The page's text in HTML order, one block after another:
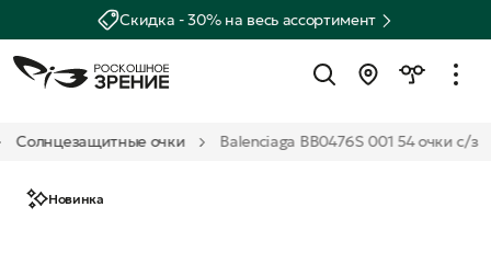
Скидка - 30% на весь ассортимент
Солнцезащитные очки Balenciaga BB0476S 001 54 очки с/з
Новинка